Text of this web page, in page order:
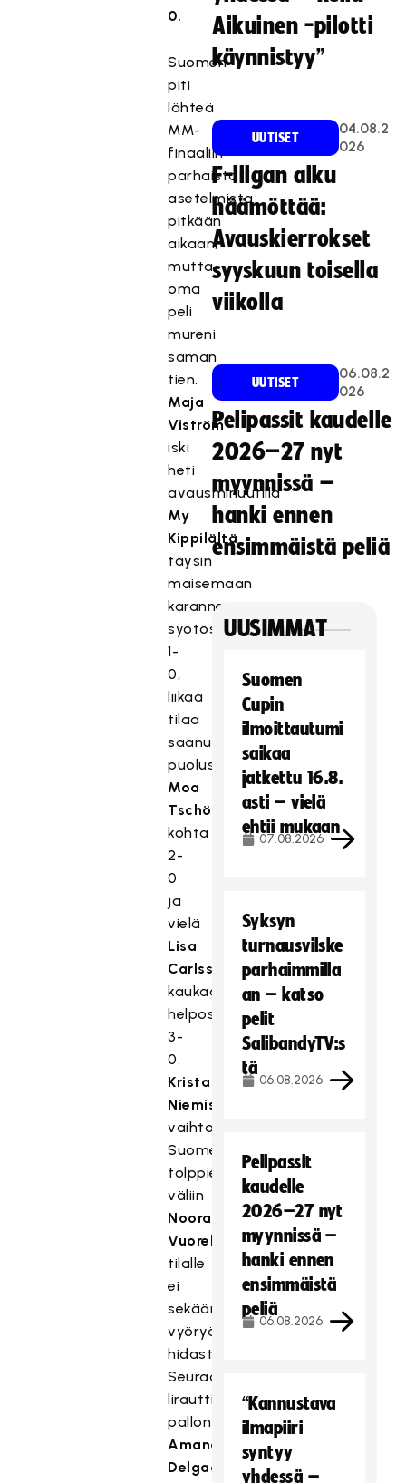
0.
Suomen
piti
lähteä
MM-
finaaliin
parhaista
asetelmista
pitkään
aikaan,
mutta
oma
peli
mureni
saman
tien.
Maja
Viström
iski
heti
avausminuutilla
My
Kippilältä
täysin
maisemaan
karanneesta
syötöstä
1-
0,
liikaa
tilaa
saanut
puolustaja
Moa
Tschöp
kohta
2-
0
ja
vielä
Lisa
Carlsson
kaukaa
helposti
3-
0.
Krista
Niemisen
vaihto
Suomen
tolppien
väliin
Noora
Vuorelan
tilalle
ei
sekään
vyöryä
hidastanut.
Seuraavaksi
lirautti
pallon
Amanda
Delgado
Aikuinen -pilotti
käynnistyy”
UUTISET
04.08.2
026
F-liigan alku
häämöttää:
Avauskierrokset
syyskuun toisella
viikolla
UUTISET
06.08.2
026
Pelipassit kaudelle
2026–27 nyt
myynnissä –
hanki ennen
ensimmäistä peliä
UUSIMMAT
Suomen
Cupin
ilmoittautumi
saikaa
jatkettu 16.8.
asti – vielä
ehtii mukaan
07.08.2026
Syksyn
turnausvilske
parhaimmilla
an – katso
pelit
SalibandyTV:s
tä
06.08.2026
Pelipassit
kaudelle
2026–27 nyt
myynnissä –
hanki ennen
ensimmäistä
peliä
06.08.2026
“Kannustava
ilmapiiri
syntyy
yhdessä –